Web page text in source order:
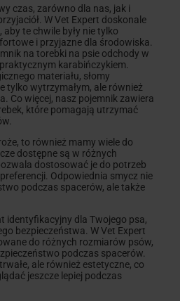
czas, zarówno dla nas, jak i
W Vet Expert doskonale
te chwile były nie tylko
i przyjazne dla środowiska.
na torebki na psie odchody w
karabińczykiem.
materiału, słomy
tylko wytrzymałym, ale również
Co więcej, nasz pojemnik zawiera
które pomagają utrzymać
to również mamy wiele do
dostępne są w różnych
dostosować je do potrzeb
Odpowiednia smycz nie
podczas spacerów, ale także
identyfikacyjny dla Twojego psa,
bezpieczeństwa. W Vet Expert
do różnych rozmiarów psów,
podczas spacerów.
ale również estetyczne, co
jeszcze lepiej podczas